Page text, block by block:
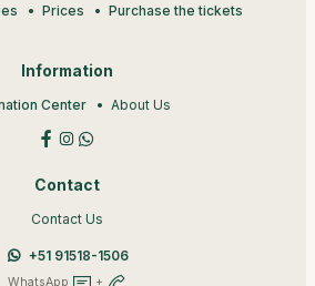
Prices Purchase the tickets
Information
Center About Us
Contact
Contact Us
+51 91518-1506
WhatsApp +